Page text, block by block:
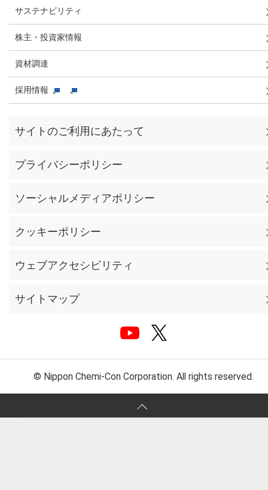
サステナビリティ
株主・投資家情報
資材調達
採用情報
サイトのご利用にあたって
プライバシーポリシー
ソーシャルメディアポリシー
クッキーポリシー
ウェブアクセシビリティ
サイトマップ
© Nippon Chemi-Con Corporation. All rights reserved.